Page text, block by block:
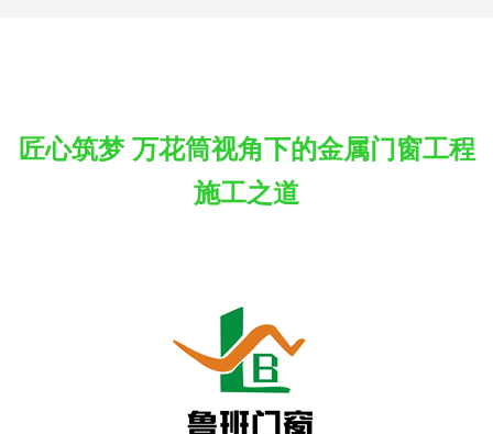
匠心筑梦 万花筒视角下的金属门窗工程
施工之道